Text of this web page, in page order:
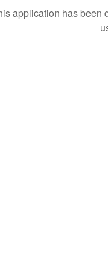
application has been